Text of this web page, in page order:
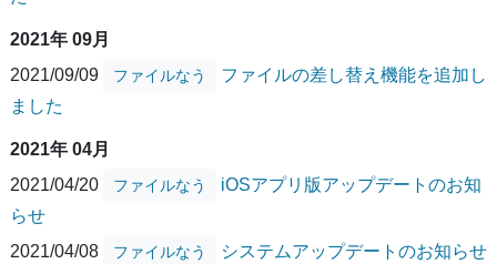
2021年 09月
2021/09/09
ファイルなう
ファイルの差し替え機能を追加し
ました
2021年 04月
2021/04/20
ファイルなう
iOSアプリ版アップデートのお知
らせ
2021/04/08
ファイルなう システムアップデートのお知らせ